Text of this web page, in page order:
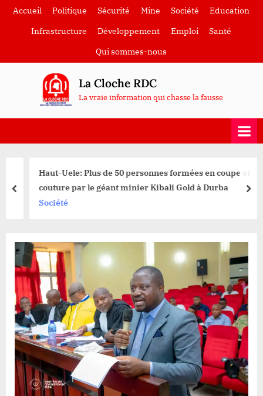
SkipAccueil Politique Sécurité Mine Société
Education
Infrastructure
Développement Emploi
Santé
Qui sommes-nous
La Cloche RDC
La vraie information qui chasse la fausse
Haut-Uele: Plus de 50 personnes formées en coupe et
couture par le géant minier Kibali Gold à Durba
Société
prev